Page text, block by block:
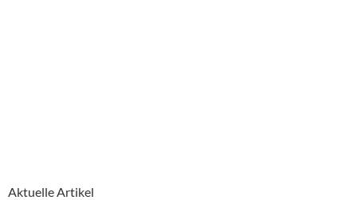
Aktuelle Artikel